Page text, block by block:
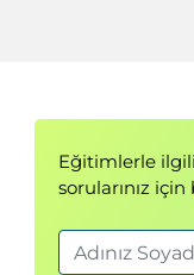
Eğitimlerle
sorularınız için